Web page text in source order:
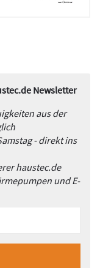
Newsletter
aus der
- direkt ins
haustec.de
und E-